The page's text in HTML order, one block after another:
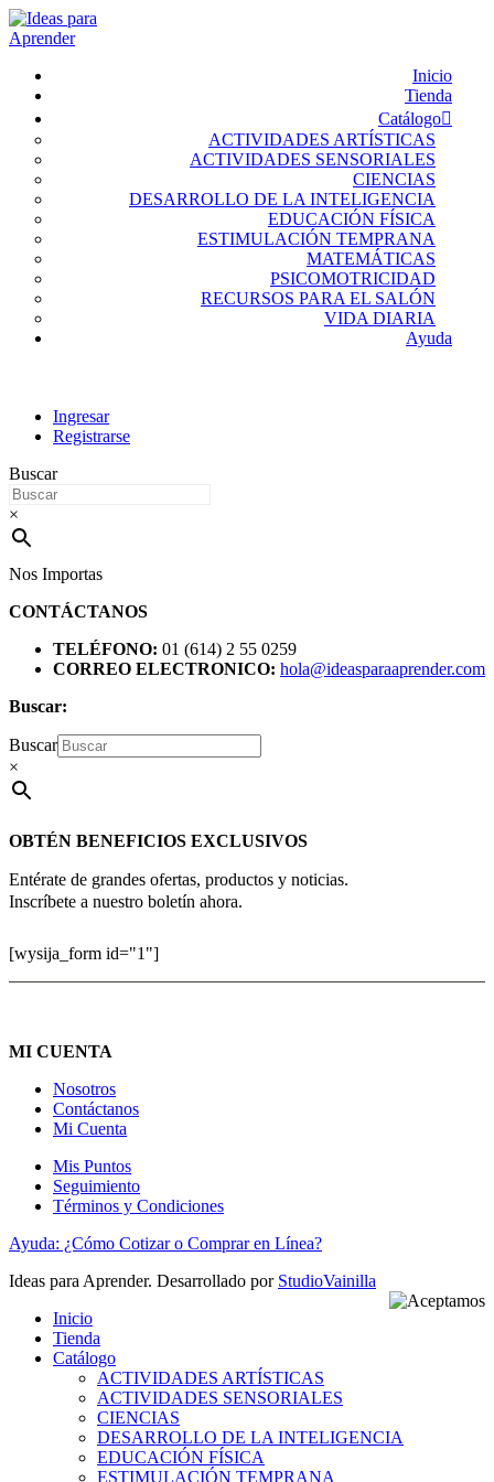
Inicio
Tienda
Catálogo
ACTIVIDADES ARTÍSTICAS
ACTIVIDADES SENSORIALES
CIENCIAS
DESARROLLO DE LA INTELIGENCIA
EDUCACIÓN FÍSICA
ESTIMULACIÓN TEMPRANA
MATEMÁTICAS
PSICOMOTRICIDAD
RECURSOS PARA EL SALÓN
VIDA DIARIA
Ayuda
Ingresar
Registrarse
Buscar
×
Nos Importas
CONTÁCTANOS
TELÉFONO: 01 (614) 2 55 0259
CORREO ELECTRONICO: hola@ideasparaaprender.com
Buscar:
Buscar
×
OBTÉN BENEFICIOS EXCLUSIVOS
Entérate de grandes ofertas, productos y noticias.
Inscríbete a nuestro boletín ahora.
[wysija_form id="1"]
MI CUENTA
Nosotros
Contáctanos
Mi Cuenta
Mis Puntos
Seguimiento
Términos y Condiciones
Ayuda: ¿Cómo Cotizar o Comprar en Línea?
Ideas para Aprender. Desarrollado por StudioVainilla
Inicio
Tienda
Catálogo
ACTIVIDADES ARTÍSTICAS
ACTIVIDADES SENSORIALES
CIENCIAS
DESARROLLO DE LA INTELIGENCIA
EDUCACIÓN FÍSICA
ESTIMULACIÓN TEMPRANA